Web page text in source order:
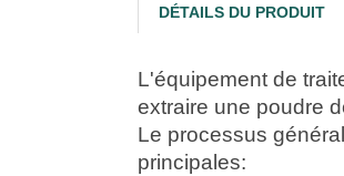
DÉTAILS DU PRODUIT
L'équipement de
extraire une poudre
Le processus
principales: